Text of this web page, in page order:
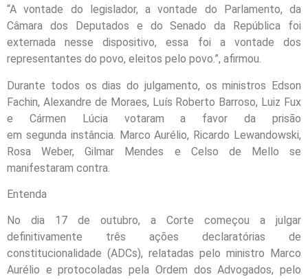
“A vontade do legislador, a vontade do Parlamento, da
Câmara dos Deputados e do Senado da República foi
externada nesse dispositivo, essa foi a vontade dos
representantes do povo, eleitos pelo povo.”, afirmou.
Durante todos os dias do julgamento, os ministros Edson
Fachin, Alexandre de Moraes, Luís Roberto Barroso, Luiz Fux
e Cármen Lúcia votaram a favor da prisão
em segunda instância. Marco Aurélio, Ricardo Lewandowski,
Rosa Weber, Gilmar Mendes e Celso de Mello se
manifestaram contra.
Entenda
No dia 17 de outubro, a Corte começou a julgar
definitivamente três ações declaratórias de
constitucionalidade (ADCs), relatadas pelo ministro Marco
Aurélio e protocoladas pela Ordem dos Advogados, pelo